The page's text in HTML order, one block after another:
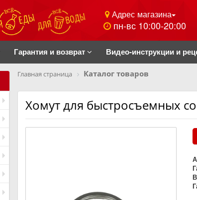
Адрес магазина
пн-вс 10:00-20:00
Гарантия и возврат Видео-инструкции и
Главная страница Каталог товаров
Хомут для быстросъемных